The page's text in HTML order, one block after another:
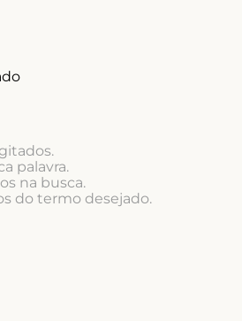
palavra.
na busca.
do termo desejado.